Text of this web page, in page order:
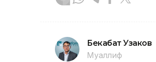
Бекабат Узаков
Муаллиф